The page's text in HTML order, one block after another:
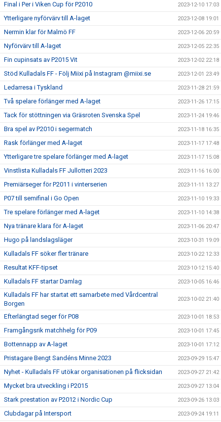
Final i Per i Viken Cup för P2010 2023-12-10 17:03
Ytterligare nyförvärv till A-laget 2023-12-08 19:01
Nermin klar för Malmö FF 2023-12-06 20:59
Nyförvärv till A-laget 2023-12-05 22:35
Fin cupinsats av P2015 Vit 2023-12-02 22:18
Stöd Kulladals FF - Följ Miixi på Instagram @miixi.se 2023-12-01 23:49
Ledarresa i Tyskland 2023-11-28 21:59
Två spelare förlänger med A-laget 2023-11-26 17:15
Tack för stöttningen via Gräsroten Svenska Spel 2023-11-24 19:46
Bra spel av P2010 i segermatch 2023-11-18 16:35
Rask förlänger med A-laget 2023-11-17 17:48
Ytterligare tre spelare förlänger med A-laget 2023-11-17 15:08
Vinstlista Kulladals FF Jullotteri 2023 2023-11-16 16:00
Premiärseger för P2011 i vinterserien 2023-11-11 13:27
P07 till semifinal i Go Open 2023-11-10 19:33
Tre spelare förlänger med A-laget 2023-11-10 14:38
Nya tränare klara för A-laget 2023-11-06 20:47
Hugo på landslagsläger 2023-10-31 19:09
Kulladals FF söker fler tränare 2023-10-22 12:33
Resultat KFF-tipset 2023-10-12 15:40
Kulladals FF startar Damlag 2023-10-05 16:46
Kulladals FF har startat ett samarbete med Vårdcentral
Borgen
2023-10-02 21:40
Efterlängtad seger för P08 2023-10-01 18:53
Framgångsrik matchhelg för P09 2023-10-01 17:45
Bottennapp av A-laget 2023-10-01 17:12
Pristagare Bengt Sandéns Minne 2023 2023-09-29 15:47
Nyhet - Kulladals FF utökar organisationen på flicksidan 2023-09-27 21:42
Mycket bra utveckling i P2015 2023-09-27 13:04
Stark prestation av P2012 i Nordic Cup 2023-09-26 13:03
Clubdagar på Intersport 2023-09-24 19:11